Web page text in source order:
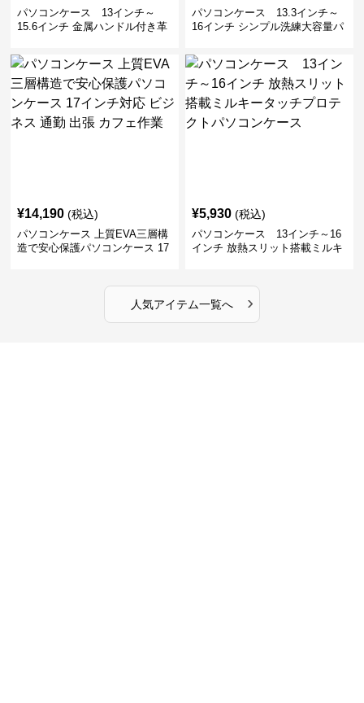
パソコンケース 13インチ～
15.6インチ 金属ハンドル付き革
ビジネス 通勤 商談
パソコンケース 13.3インチ～
16インチ シンプル洗練大容量パ
張
¥14,190 (税込)
パソコンケース 上質EVA三層構
造で安心保護パソコンケース 17
¥5,930 (税込)
パソコンケース 13インチ～16
インチ 放熱スリット搭載ミルキ
人気アイテム一覧へ ›